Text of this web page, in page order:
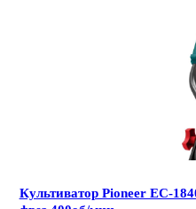
Культиватор Pioneer EC-